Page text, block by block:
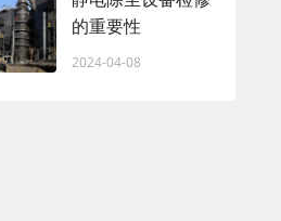
的重要性
2024-04-08